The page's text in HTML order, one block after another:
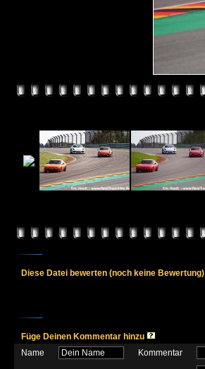
Diese Datei bewerten (noch keine Bewertung)
Füge Deinen Kommentar hinzu
Name
Kommentar